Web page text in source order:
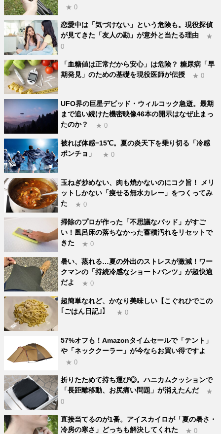
★ 0
恋愛中は「気づけない」という危険も。現役探偵
が見てきた「友人の勘」が意外と当たる理由
★
0
「血糖値は正常だから安心」は危険？ 糖尿病「早
期発見」のための基礎を現役医師が伝授
★ 0
UFO界の巨星デビッド・ウィルコック急逝。最期
まで追い続けた機密映像46本の開示はなぜ止まっ
たのか？
★ 0
被れば体感−15℃。夏の炎天下を乗り切る「冷感
ポンチョ」
★ 0
玉ねぎ炒めない、肉も焼かないのにコク旨！ メリ
ットしかない「痩せる無水カレー」をつくってみ
た
★ 0
掃除のプロが作った「不思議なパッド」がすご
い！風呂床の落ちなかった蓄積汚れをリセットで
きた
★ 0
暑い、蒸れる…夏の外出のストレスが激減！ワー
クマンの「持続冷感なショートパンツ」が超快適
だよ
★ 0
超簡単なれど、かなり美味しい【こぐれひでこの
｢ごはん日記｣】
★ 0
57%オフも！Amazonタイムセールで「テント」
や「ネッククーラー」が今ならお買い得ですよ
★ 0
折りたためて持ち運び◎。ハニカムクッションで
「長距離移動、お尻痛い問題」が消えたんだ
★
0
直接当てるのが1番。アイスカイロが「夏の暑さ・
冷房の寒さ」どっちも解決してくれた
★ 0